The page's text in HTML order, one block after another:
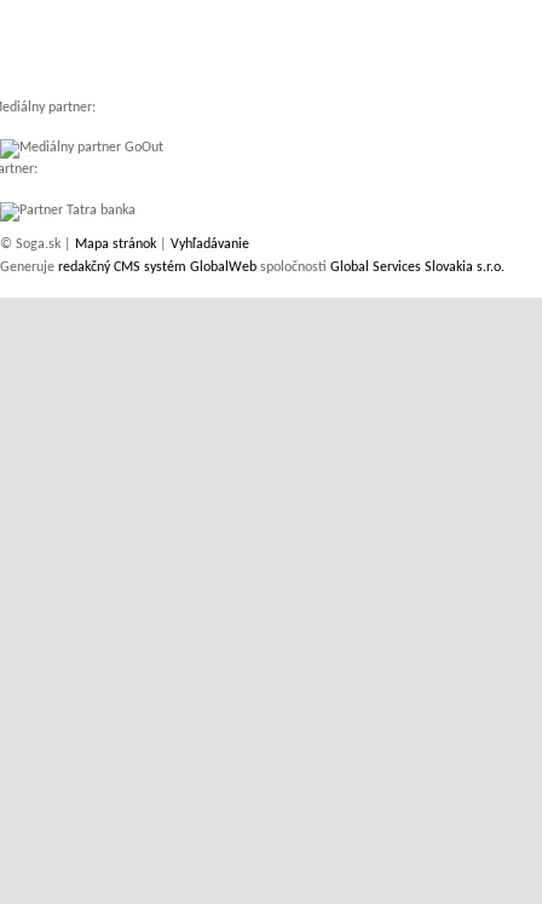
partner:
© Soga.sk | Mapa stránok
Vyhľadávanie
Generuje redakčný CMS systém GlobalWeb spoločnosti Global Services Slovakia s.r.o.